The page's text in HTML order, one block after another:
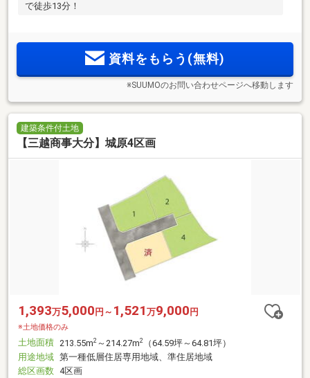
で徒歩13分！
資料をもらう(無料)
※SUUMOのお問い合わせページへ移動します
建築条件付土地
【三越商事大分】城原4区画
1,393万5,000 円～ 1,521 万9,000 円
※土地価格のみ
土地面積 213.55m2 ～214.27m2
（64.59坪～64.81坪）
用途地域 第一種低層住居専用地域、準住居地域
総区画数 4区画